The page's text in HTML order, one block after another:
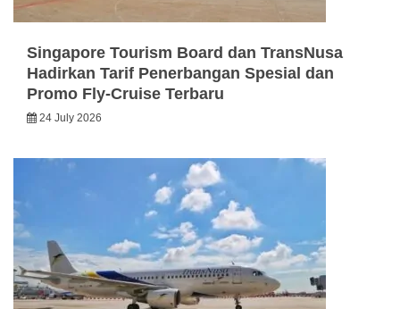
Singapore Tourism Board dan TransNusa
Hadirkan Tarif Penerbangan Spesial dan
Promo Fly-Cruise Terbaru
24 July 2026